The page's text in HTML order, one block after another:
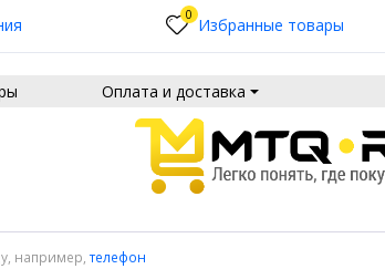
0 Избранные товары
Оплата и доставка
например, телефон